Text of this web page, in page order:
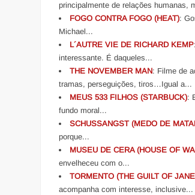
principalmente de relações humanas,
FOGO CONTRA FOGO (HEAT):
Michael...
L´AUTRE VIE DE RICHARD KEMP
interessante. É daqueles...
THE NOVEMBER MAN: Filme de
tramas, perseguições, tiros…Igual a...
MEUS 533 FILHOS (STARBUCK):
fundo moral...
SCHUSSANGST (MEDO DE
porque...
MUSEU DE CERA (HOUSE OF
envelheceu com o...
TORMENTO (THE GUILT OF
acompanha com interesse, inclusive...